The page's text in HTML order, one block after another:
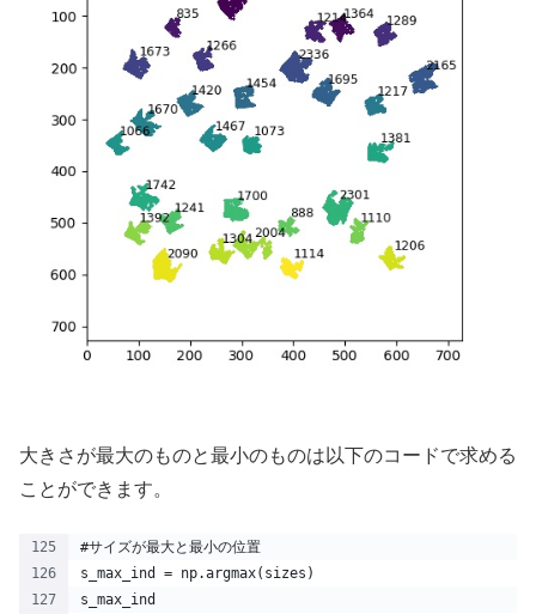
大きさが最大のものと最小のものは以下のコードで求める
ことができます。
#サイズが最大と最小の位置
s_max_ind = np.argmax(sizes)
s_max_ind